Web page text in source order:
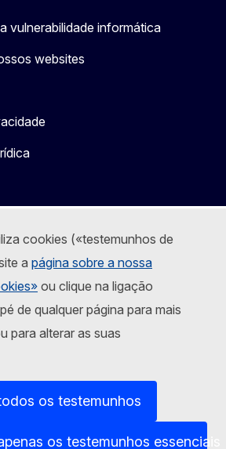
cookies («testemunhos de
a página sobre a nossa
ou clique na ligação
de qualquer página para mais
para alterar as suas
os testemunhos
os testemunhos essenciais
vulnerabilidade informática
websites